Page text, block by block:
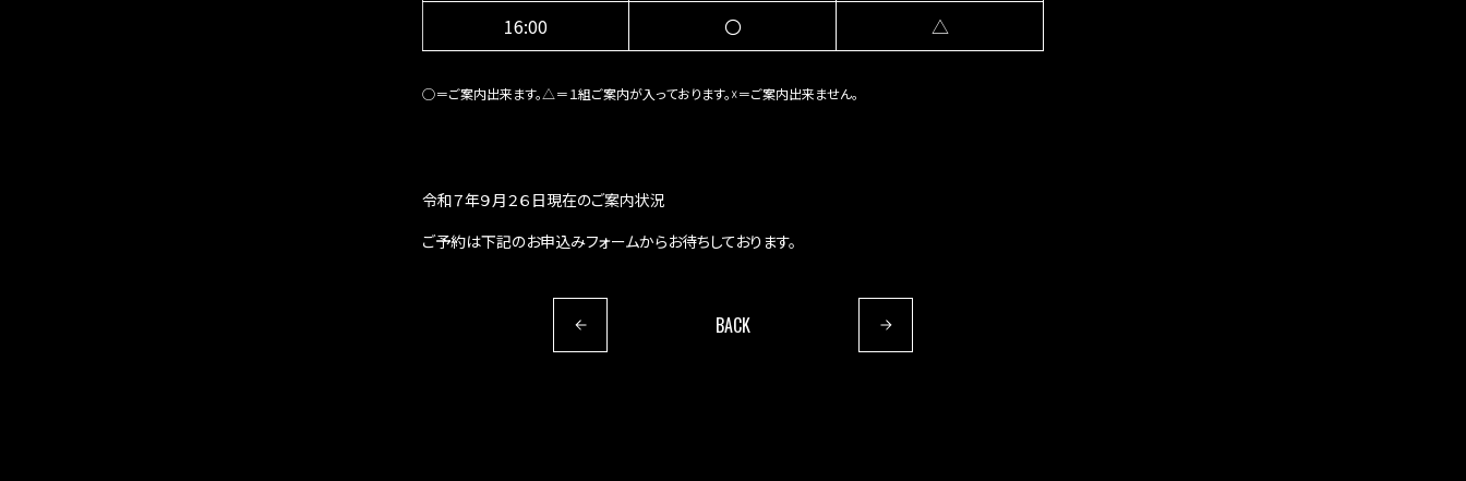
16:00 〇 △
◯＝ご案内出来ます。△＝１組ご案内が入っております。☓＝ご案内出来ません。
令和７年９月２６日現在のご案内状況
ご予約は下記のお申込みフォームからお待ちしております。
BACK